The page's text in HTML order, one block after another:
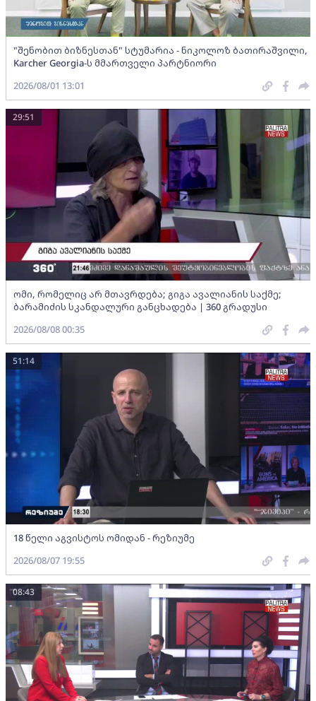
"შენობით ბიზნესთან" სტუმარია - ნიკოლოზ ბათირაშვილი,
Karcher Georgia-ს მმართველი პარტნიორი
2026/08/01 13:01
ომი, რომელიც არ მთავრდება; გიგა ავალიანის საქმე;
ბარამიძის სკანდალური განცხადება | 360 გრადუსი
29:51
2026/08/08 00:35
18 წელი აგვისტოს ომიდან - რეზიუმე
51:14
2026/08/07 19:55
08:43